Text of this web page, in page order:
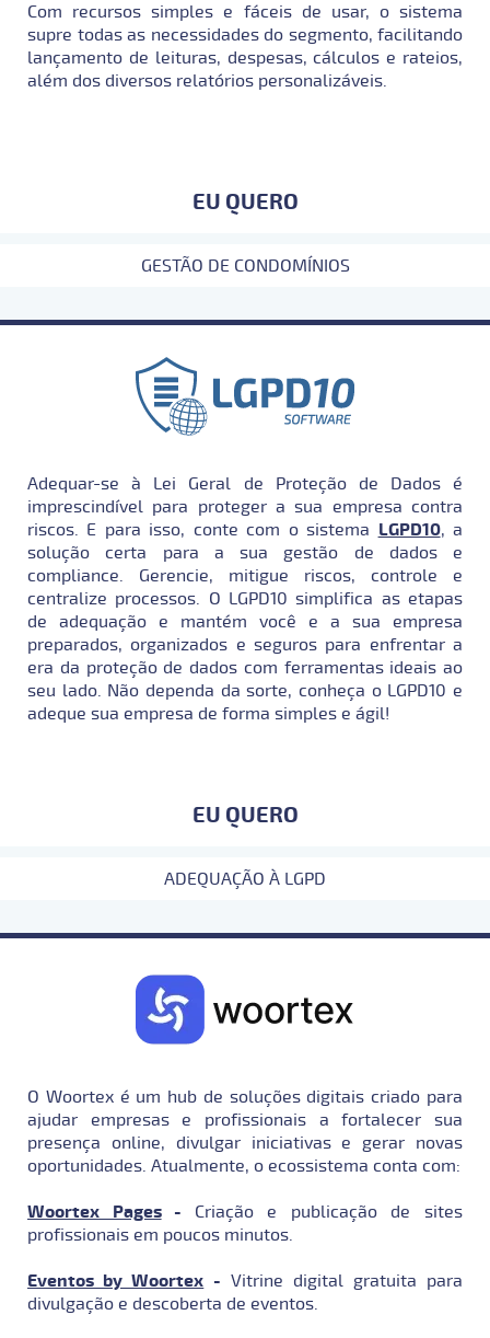
Com recursos simples e fáceis de usar, o sistema
supre todas as necessidades do segmento, facilitando
lançamento de leituras, despesas, cálculos e rateios,
além dos diversos relatórios personalizáveis.
EU QUERO
GESTÃO DE CONDOMÍNIOS
Adequar-se à Lei Geral de Proteção de Dados é
imprescindível para proteger a sua empresa contra
riscos. E para isso, conte com o sistema LGPD10, a
solução certa para a sua gestão de dados e
compliance. Gerencie, mitigue riscos, controle e
centralize processos. O LGPD10 simplifica as etapas
de adequação e mantém você e a sua empresa
preparados, organizados e seguros para enfrentar a
era da proteção de dados com ferramentas ideais ao
seu lado. Não dependa da sorte, conheça o LGPD10 e
adeque sua empresa de forma simples e ágil!
EU QUERO
ADEQUAÇÃO À LGPD
O Woortex é um hub de soluções digitais criado para
ajudar empresas e profissionais a fortalecer sua
presença online, divulgar iniciativas e gerar novas
oportunidades. Atualmente, o ecossistema conta com:
Woortex Pages- Criação e publicação de sites
profissionais em poucos minutos.
Eventos by Woortex - Vitrine digital gratuita para
divulgação e descoberta de eventos.